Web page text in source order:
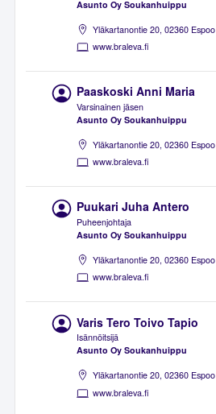
Asunto Oy Soukanhuippu
Yläkartanontie 20, 02360 Espoo
www.braleva.fi
Paaskoski Anni Maria
Varsinainen jäsen
Asunto Oy Soukanhuippu
Yläkartanontie 20, 02360 Espoo
www.braleva.fi
Puukari Juha Antero
Puheenjohtaja
Asunto Oy Soukanhuippu
Yläkartanontie 20, 02360 Espoo
www.braleva.fi
Varis Tero Toivo Tapio
Isännöitsijä
Asunto Oy Soukanhuippu
Yläkartanontie 20, 02360 Espoo
www.braleva.fi